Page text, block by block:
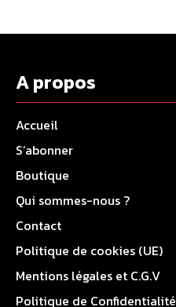
A propos
Accueil
S’abonner
Boutique
Qui sommes-nous ?
Contact
Politique de cookies (UE)
Mentions légales et C.G.V
Politique de Confidentialité